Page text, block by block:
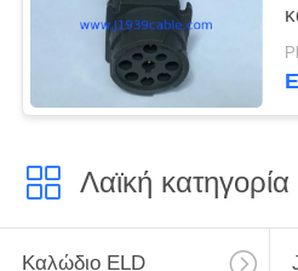
Λαϊκή κατηγορία
Καλώδιο ELD